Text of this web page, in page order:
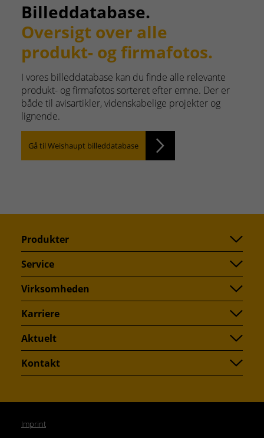
Billeddatabase.
Oversigt over alle
produkt- og firmafotos.
I vores billeddatabase kan du finde alle relevante
produkt- og firmafotos sorteret efter emne. Der er
både til avisartikler, videnskabelige projekter og
lignende.
Gå til Weishaupt billeddatabase
Produkter
Service
Virksomheden
Karriere
Aktuelt
Kontakt
Imprint